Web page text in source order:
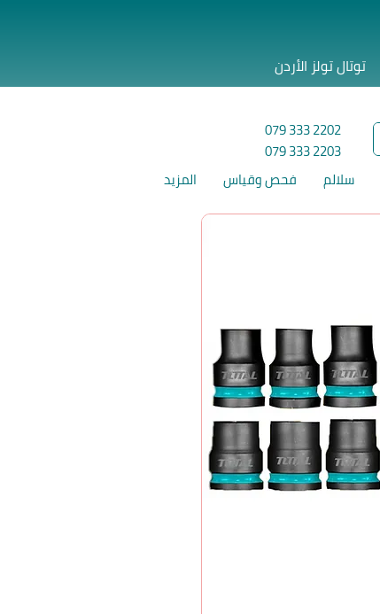
توتال تولز الأردن
079 333 2202
079 333 2203
سلالم فحص وقياس المزيد